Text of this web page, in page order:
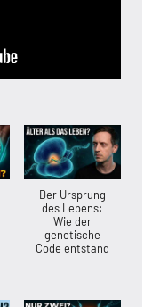
Der Ursprung
des Lebens:
Wie der
genetische
Code entstand